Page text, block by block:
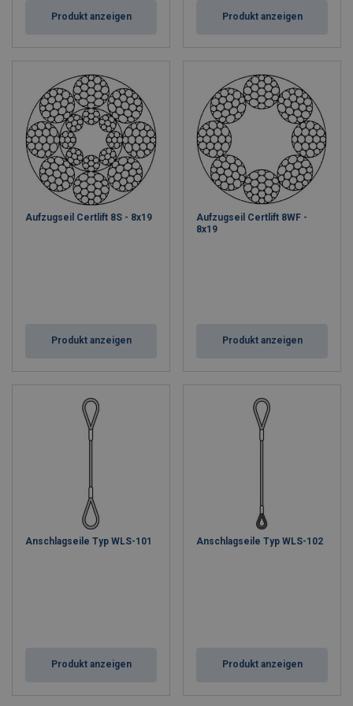
Produkt anzeigen Produkt anzeigen
Aufzugseil Certlift 8S - 8x19
Produkt anzeigen
Aufzugseil Certlift 8WF -
8x19
Produkt anzeigen
Anschlagseile Typ WLS-101
Produkt anzeigen
Anschlagseile Typ WLS-102
Produkt anzeigen